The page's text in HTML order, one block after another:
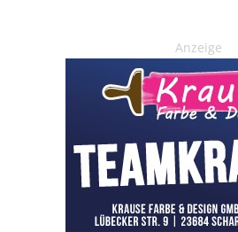
Anzeige